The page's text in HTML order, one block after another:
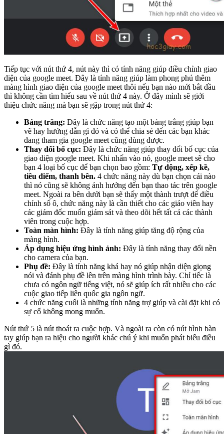
Tiếp tục với nút thứ 4, nút này thì có tính năng giúp điều chỉnh giao
diện của google meet. Đây là tính năng giúp làm phong phú thêm
màng hình giao diện của google meet thôi nếu bạn nào mới bắt đầu
thì không cần tìm hiểu sau về nút thứ 4 này. Ở đây mình sẽ giới
thiệu chức năng mà bạn sẽ gặp trong nút thứ 4:
Bảng trắng: Đây là chức năng tạo một bảng trắng giúp bạn
vẽ hay hướng dẫn gì đó và có thể chia sẻ đến các bạn khác
đang tham gia google meet cũng dùng được.
Thay đổi bố cục: Đây là chức năng giúp thay đổi bố cục của
giao diện google meet. Khi nhấn vào nó, google meet sẽ cho
bạn 4 loại bố cục để bạn chọn bao gồm: Tự động, xếp kề,
tiêu điểm, thanh bên. 4 chức năng này dù bạn chọn cái nào
thì nó cũng sẽ không ảnh hưởng đến bạn thao tác trên google
meet. Ngoài ra bên dưới bạn sẽ thấy một thành trượt để điều
chỉnh số ô, chức năng này là cần thiết cho các giáo viên hay
các giám đốc muốn giám sát và theo dõi hết tất cả các thành
viên trong cuộc hợp.
Toàn màn hình: Đây là tính năng giúp tăng độ rộng của
màng hình.
Áp dụng hiệu ứng hình ảnh: Đây là tính năng thay đổi nền
cho camera của bạn.
Phụ đề: Đây là tính năng khá hay nó giúp nhận diện giọng
nói và đánh phụ đề lên trên màng hình trình bày. Chỉ tiếc là
chưa có ngôn ngữ tiếng việt, nó sẽ giúp ích rất nhiều cho các
cuộc giao tiếp liên quốc gia ngôn ngữ.
4 chức năng cuối là những tính năng trợ giúp và cài đặt khi có
sự cố không mong muốn.
Nút thứ 5 là nút thoát ra cuộc hợp. Và ngoài ra còn có nút hình bàn
tay giúp bạn ra hiệu cho người khác chú ý khi muốn phát biểu điều
gì đó.